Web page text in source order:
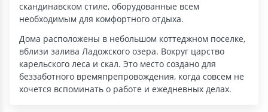
скандинавском стиле, оборудованные всем
необходимым для комфортного отдыха.
Дома расположены в небольшом коттеджном поселке,
вблизи залива Ладожского озера. Вокруг царство
карельского леса и скал. Это место создано для
беззаботного времяпрепровождения, когда совсем не
хочется вспоминать о работе и ежедневных делах.